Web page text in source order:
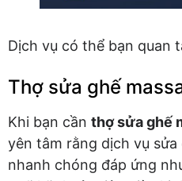
Dịch vụ có thể bạn quan
Thợ sửa ghế
Khi bạn cần thợ sửa ghế
yên tâm rằng dịch vụ
nhanh chóng đáp ứng